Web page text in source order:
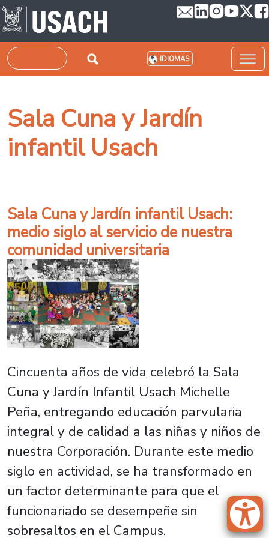
Pasar al contenido principal
Buscar IDIOMAS
Sala Cuna y Jardín
infantil Usach
Sala Cuna y Jardín infantil Usach:
medio siglo al servicio de nuestra
comunidad universitaria
Cincuenta años de vida celebró la Sala
Cuna y Jardín Infantil Usach Michelle
Peña, entregando educación parvularia
integral y de calidad a las niñas y niños de
nuestra Corporación. Durante este medio
siglo en actividad, se ha transformado en
un factor determinante para que el
funcionariado se desempeñe sin
sobresaltos en el Campus.